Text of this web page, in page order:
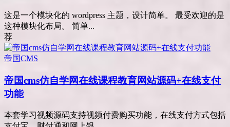
这是一个模块化的 wordpress 主题，设计简单。 最受欢迎的是
这种模块化布局。 简单...
荐
帝国CMS
帝国cms仿自学网在线课程教育网站源码+在线支付
功能
本套学习视频源码支持视频付费购买功能，在线支付方式包括